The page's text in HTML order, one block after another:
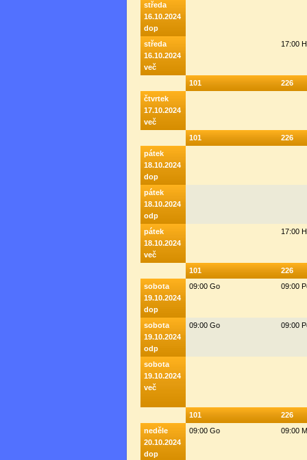
středa
16.10.2024
dop
středa
16.10.2024
več
17:00
101
226
čtvrtek
17.10.2024
več
101
226
pátek
18.10.2024
dop
pátek
18.10.2024
odp
pátek
18.10.2024
več
17:00
101
226
sobota
19.10.2024
dop
09:00 Go 09:00
sobota
19.10.2024
odp
09:00 Go 09:00
sobota
19.10.2024
več
101
226
neděle
20.10.2024
dop
09:00 Go 09:00